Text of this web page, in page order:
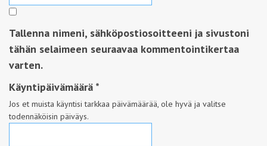
Tallenna nimeni, sähköpostiosoitteeni ja sivustoni
tähän selaimeen seuraavaa kommentointikertaa
varten.
Käyntipäivämäärä *
Jos et muista käyntisi tarkkaa päivämäärää, ole hyvä ja valitse
todennäköisin päiväys.